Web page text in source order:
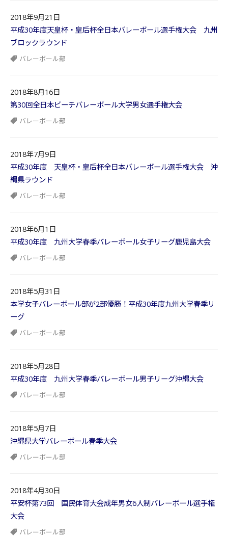
2018年9月21日
平成30年度天皇杯・皇后杯全日本バレーボール選手権大会 九州
ブロックラウンド
バレーボール部
2018年8月16日
第30回全日本ビーチバレーボール大学男女選手権大会
バレーボール部
2018年7月9日
平成30年度 天皇杯・皇后杯全日本バレーボール選手権大会 沖
縄県ラウンド
バレーボール部
2018年6月1日
平成30年度 九州大学春季バレーボール女子リーグ鹿児島大会
バレーボール部
2018年5月31日
本学女子バレーボール部が2部優勝！平成30年度九州大学春季リ
ーグ
バレーボール部
2018年5月28日
平成30年度 九州大学春季バレーボール男子リーグ沖縄大会
バレーボール部
2018年5月7日
沖縄県大学バレーボール春季大会
バレーボール部
2018年4月30日
平安杯第73回 国民体育大会成年男女6人制バレーボール選手権
大会
バレーボール部